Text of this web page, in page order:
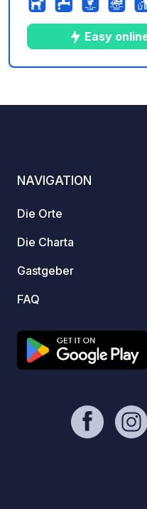
Easy
NAVIGATION
Die Orte
Die Charta
Gastgeber
FAQ